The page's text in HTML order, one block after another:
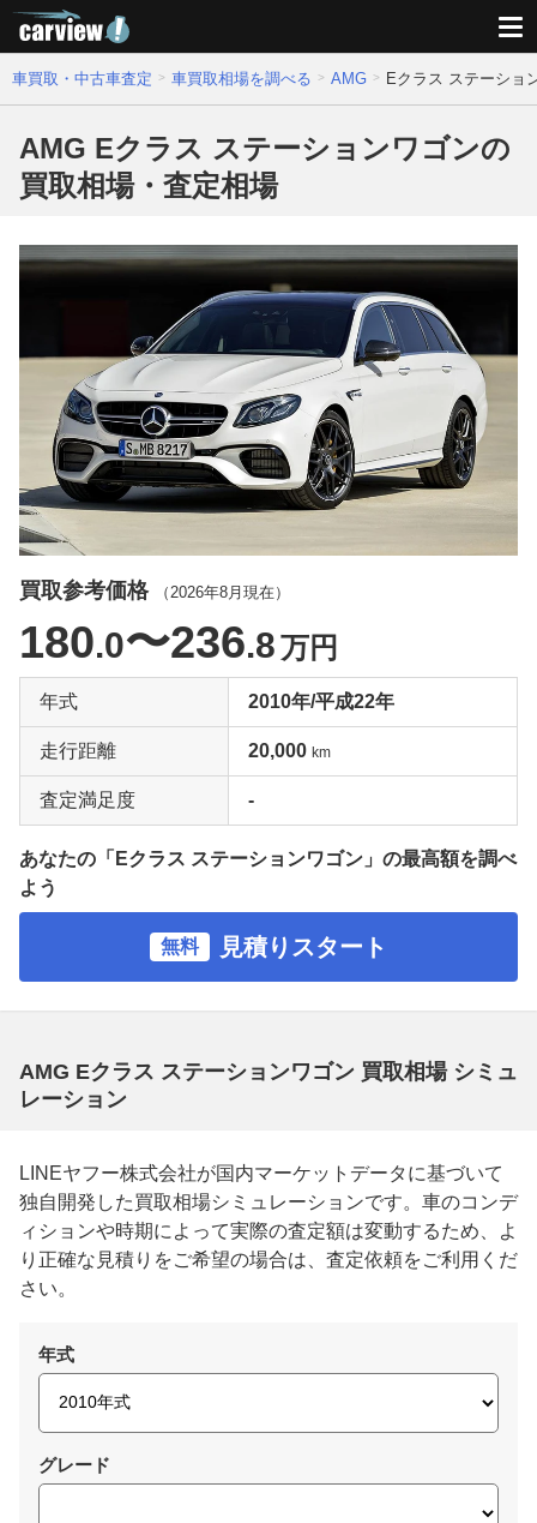
車買取・中古車査定 車買取相場を調べる AMG Eクラス ステーショ
AMG Eクラス ステーションワゴンの
買取相場・査定相場
買取参考価格 （ 2026年8月 現在）
180.0〜236.8万円
年式 2010年/平成22年
走行距離 20,000 km
査定満足度 -
あなたの「Eクラス ステーションワゴン」の最高額を調べ
よう
無料 見積りスタート
AMG Eクラス ステーションワゴン 買取相場 シミュ
レーション
LINEヤフー株式会社が国内マーケットデータに基づいて
独自開発した買取相場シミュレーションです。車のコンデ
ィションや時期によって実際の査定額は変動するため、よ
り正確な見積りをご希望の場合は、査定依頼をご利用くだ
さい。
年式
グレード